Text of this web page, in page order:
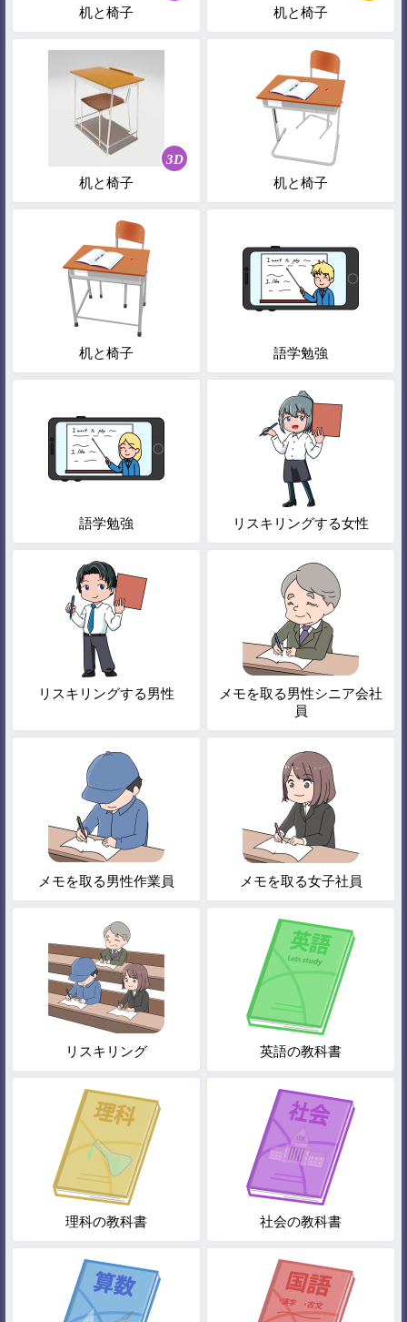
机と椅子 机と椅子
3D
机と椅子 机と椅子
机と椅子 語学勉強
語学勉強 リスキリングする女性
リスキリングする男性
メモを取る男性シニア会社
員
メモを取る男性作業員 メモを取る女子社員
リスキリング 英語の教科書
理科の教科書 社会の教科書